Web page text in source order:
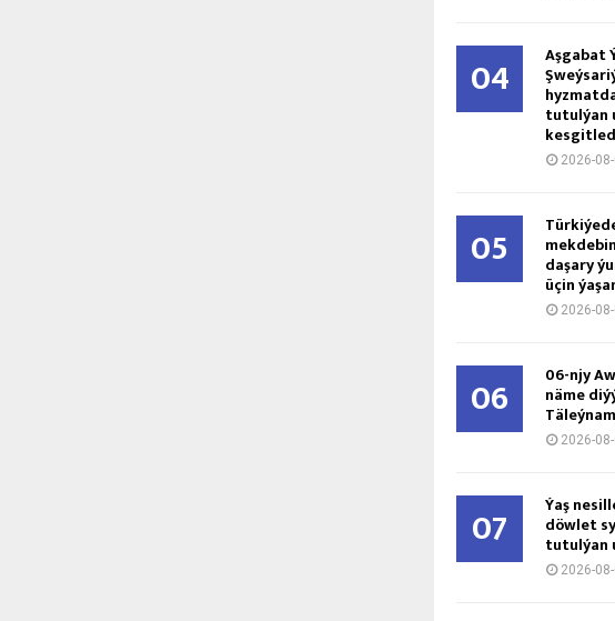
04 Aşgabat
tutulýan
2026-
05 daşary
üçin
2026-
06 06-njy
näme
2026-
07 Ýaş
döw­let
tu­tul­ýan
2026-